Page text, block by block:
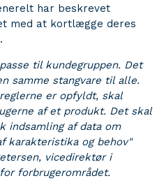
har beskrevet
med at kortlægge deres
til kundegruppen. Det
samme stangvare til alle.
er opfyldt, skal
af et produkt. Det skal
indsamling af data om
karakteristika og behov"
vicedirektør i
forbrugerområdet.